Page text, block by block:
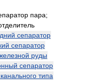
пара;
сепаратор
сепаратор
руды
сепаратор
типа